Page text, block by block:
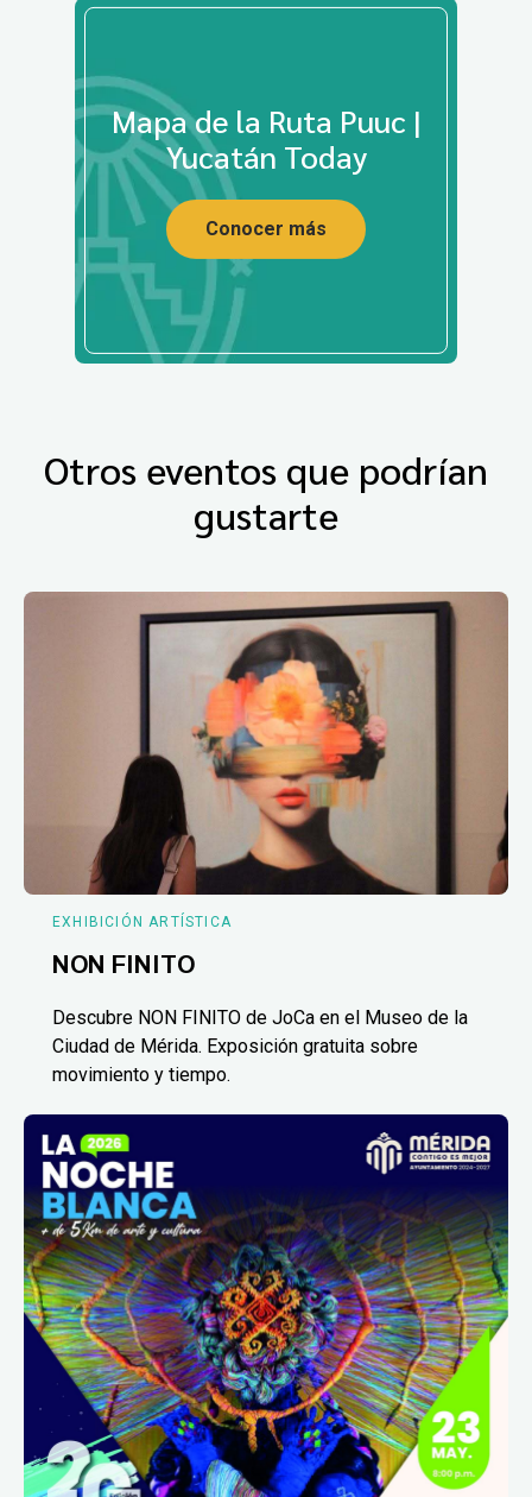
Mapa de la Ruta Puuc |
Yucatán Today
Conocer más
Otros eventos que podrían
gustarte
EXHIBICIÓN ARTÍSTICA
NON FINITO
Descubre NON FINITO de JoCa en el Museo de la
Ciudad de Mérida. Exposición gratuita sobre
movimiento y tiempo.